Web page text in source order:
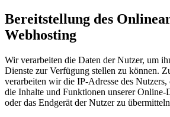
Bereitstellung des
Webhosting
Wir verarbeiten die Daten der Nutzer, um
Dienste zur Verfügung stellen zu können.
verarbeiten wir die IP-Adresse des
die Inhalte und Funktionen unserer Online-
oder das Endgerät der Nutzer zu